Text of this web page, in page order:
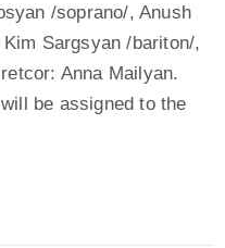
/soprano/, Anush
Sargsyan /bariton/,
Anna Mailyan.
be assigned to the